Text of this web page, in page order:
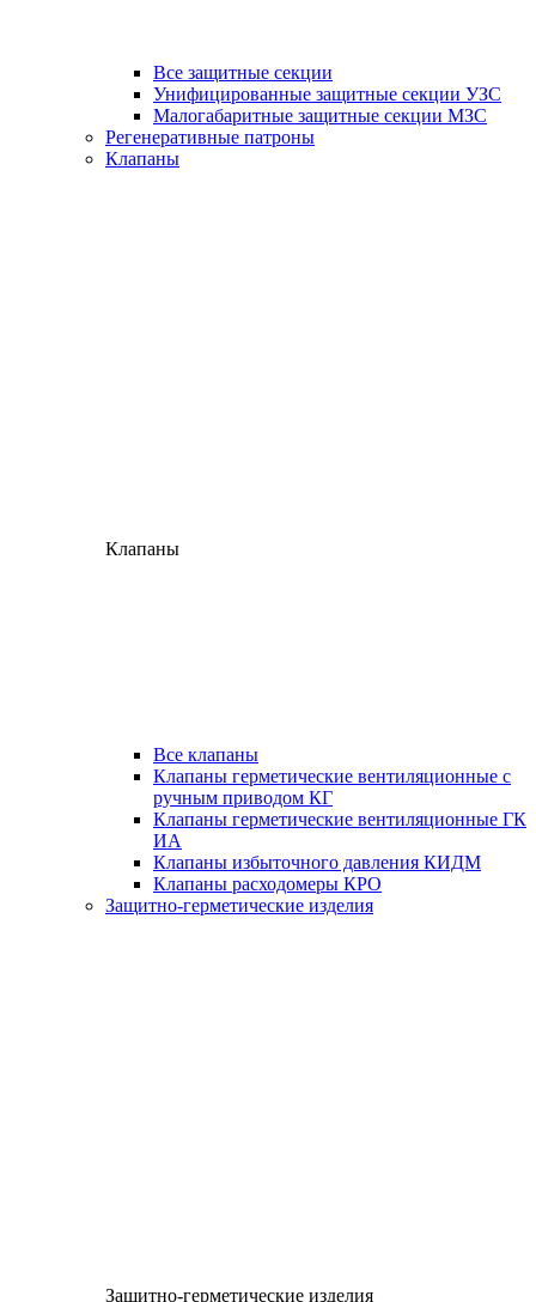
Все защитные секции
Унифицированные защитные секции УЗС
Малогабаритные защитные секции МЗС
Регенеративные патроны
Клапаны
Клапаны
Все клапаны
Клапаны герметические вентиляционные с
ручным приводом КГ
Клапаны герметические вентиляционные ГК
ИА
Клапаны избыточного давления КИДМ
Клапаны расходомеры КРО
Защитно-герметические изделия
Защитно-герметические изделия